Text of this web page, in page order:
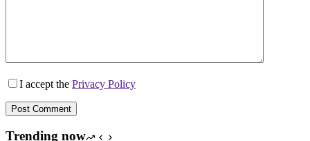
I accept the Privacy Policy
Post Comment
Trending now